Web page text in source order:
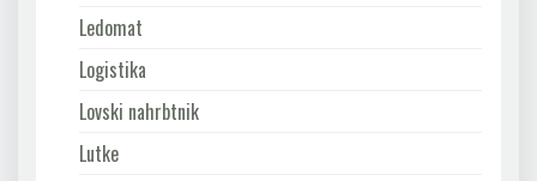
Ledomat
Logistika
Lovski nahrbtnik
Lutke